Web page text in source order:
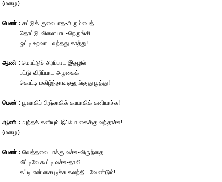
(மழை)
பெண் : கட்டுக் குலையாத-அரும்பைத்
தொட்டு விளையாட-நெருங்கி
ஒட்டி உறவாட வந்தது காத்து!
ஆண் : மொட்டுச் சிரிப்பாட-இதழில்
பட்டு விரிப்பாட-அழகைக்
கொட்டி மகிழ்ந்தாடி குலுங்குது பூத்து!
பெண் : பூவாகிப் பிஞ்சாகிக் காயாகிக் கனியாச்சு!
ஆண் : அந்தக் கனியும் இப்போ கைக்கு வந்தாச்சு!
(மழை)
பெண் : வெத்தலை பாக்கு வச்சு-விருந்தை
வீட்டிலே கூட்டி வச்சு-தாலி
கட்டி என் கைபுடிச்சு கலந்திட வேண்டும்!